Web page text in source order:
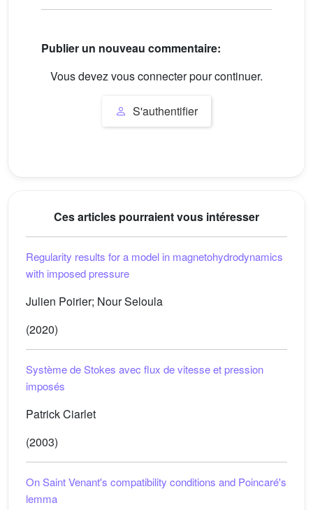
Publier un nouveau commentaire:
Vous devez vous connecter pour continuer.
S'authentifier
Ces articles pourraient vous intéresser
Regularity results for a model in magnetohydrodynamics
with imposed pressure
Julien Poirier; Nour Seloula
(2020)
Système de Stokes avec flux de vitesse et pression
imposés
Patrick Ciarlet
(2003)
On Saint Venant's compatibility conditions and Poincaré's
lemma